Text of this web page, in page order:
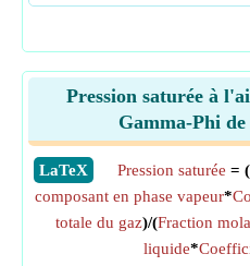
Pression saturée à
Gamma-Phi
​LaTeX Pression saturée = (
composant en phase vapeur*
totale du gaz)/(Fraction
liquide*